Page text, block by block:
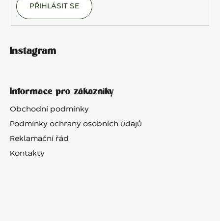
PŘIHLÁSIT SE
Instagram
Informace pro zákazníky
Obchodní podmínky
Podmínky ochrany osobních údajů
Reklamační řád
Kontakty